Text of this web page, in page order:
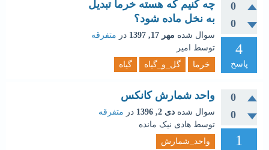
0
0
4
پاسخ
چه کنیم که هسته خرما تبدیل
به نخل ماده شود؟
سوال شده مهر 17, 1397 در متفرقه
توسط
امیر
خرما
گل_و_گیاه گیاه
0
0
1
واحد شمارش کانکس
سوال شده دی 2, 1396 در متفرقه
توسط هادی نیک مانده
واحد_شمارش